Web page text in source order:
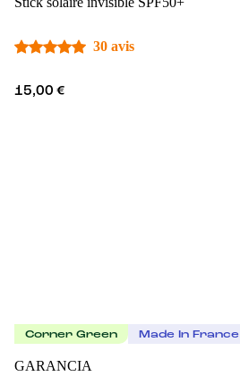
30 avis
15,00 €
Corner Green Made In France
GARANCIA